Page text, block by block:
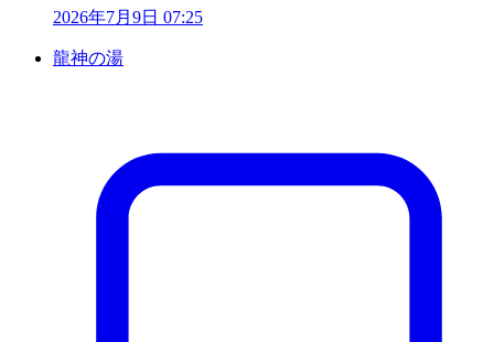
2026年7月9日 07:25
龍神の湯